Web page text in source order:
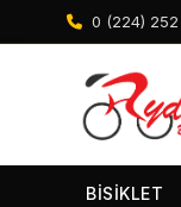
0 (224)
BİSİKLET